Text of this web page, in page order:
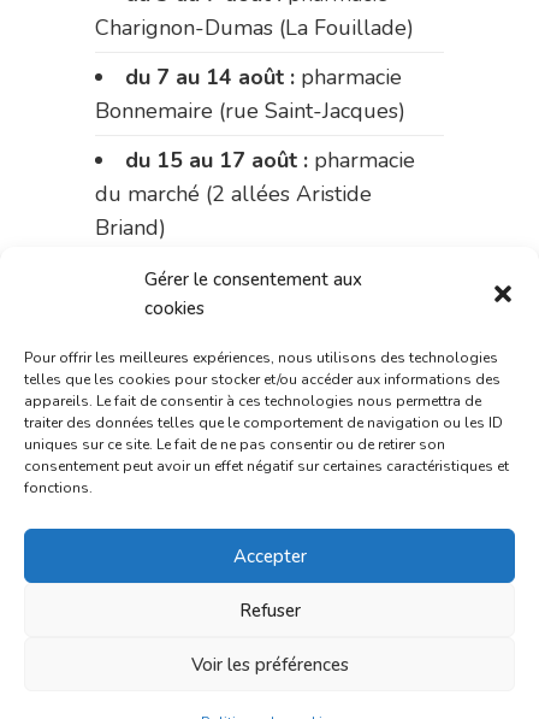
Gérer le consentement aux
cookies
Pour offrir les meilleures expériences, nous utilisons des technologies
telles que les cookies pour stocker et/ou accéder aux informations des
appareils. Le fait de consentir à ces technologies nous permettra de
traiter des données telles que le comportement de navigation ou les ID
uniques sur ce site. Le fait de ne pas consentir ou de retirer son
consentement peut avoir un effet négatif sur certaines caractéristiques et
fonctions.
Accepter
Refuser
Voir les préférences
Charignon-Dumas (La Fouillade)
du 7 au 14 août : pharmacie
Bonnemaire (rue Saint-Jacques)
du 15 au 17 août : pharmacie
du marché (2 allées Aristide
Briand)
Le 17 août :pharmacie
Charignon-Dumas (La Fouillade)
du 17 au 21 août :pharmacie
Palobart (Laguépie)
du 21 au 28 août :pharmacie
Dupont (place de la République)
du 28 au 31 août :pharmacie
Bonnemaire (rue Saint-Jacques)
Du 31 août au 4 septembre :